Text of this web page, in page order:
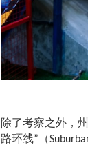
除了考察之外，
路环线” （